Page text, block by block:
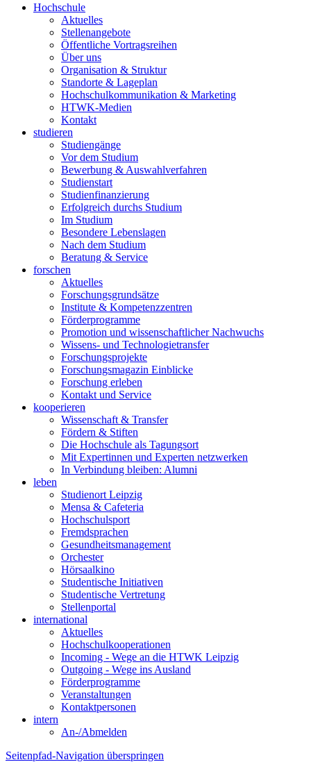
Hochschule
Aktuelles
Stellenangebote
Öffentliche Vortragsreihen
Über uns
Organisation & Struktur
Standorte & Lageplan
Hochschulkommunikation & Marketing
HTWK-Medien
Kontakt
studieren
Studiengänge
Vor dem Studium
Bewerbung & Auswahlverfahren
Studienstart
Studienfinanzierung
Erfolgreich durchs Studium
Im Studium
Besondere Lebenslagen
Nach dem Studium
Beratung & Service
forschen
Aktuelles
Forschungsgrundsätze
Institute & Kompetenzzentren
Förderprogramme
Promotion und wissenschaftlicher Nachwuchs
Wissens- und Technologietransfer
Forschungsprojekte
Forschungsmagazin Einblicke
Forschung erleben
Kontakt und Service
kooperieren
Wissenschaft & Transfer
Fördern & Stiften
Die Hochschule als Tagungsort
Mit Expertinnen und Experten netzwerken
In Verbindung bleiben: Alumni
leben
Studienort Leipzig
Mensa & Cafeteria
Hochschulsport
Fremdsprachen
Gesundheitsmanagement
Orchester
Hörsaalkino
Studentische Initiativen
Studentische Vertretung
Stellenportal
international
Aktuelles
Hochschulkooperationen
Incoming - Wege an die HTWK Leipzig
Outgoing - Wege ins Ausland
Förderprogramme
Veranstaltungen
Kontaktpersonen
intern
An-/Abmelden
Seitenpfad-Navigation überspringen